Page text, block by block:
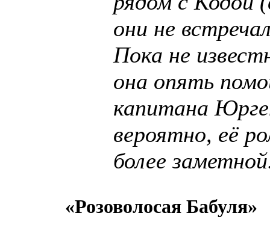
они не
Пока не
она опять
капитана
вероятно, её
более
«Розоволосая Бабуля»